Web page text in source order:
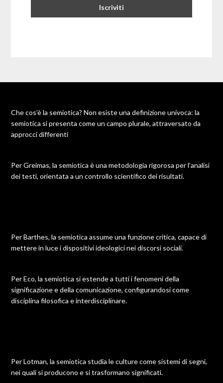
Che cos’è la semiotica? Non esiste una definizione univoca: la
semiotica si presenta come un campo plurale, attraversato da
approcci differenti
Per Greimas, la semiotica è una metodologia rigorosa per l’analisi
dei testi, orientata a un controllo scientifico dei risultati.
Per Barthes, la semiotica assume una funzione critica, capace di
mettere in luce i dispositivi ideologici nei discorsi sociali.
Per Eco, la semiotica si estende a tutti i fenomeni della
significazione e della comunicazione, configurandosi come
disciplina filosofica e interdisciplinare.
Per Lotman, la semiotica studia le culture come sistemi di segni,
nei quali si producono e si trasformano significati.